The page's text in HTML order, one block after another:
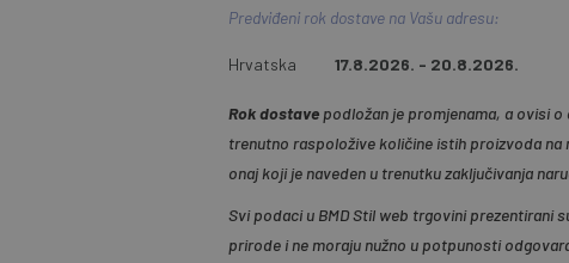
Predviđeni rok dostave na Vašu adresu:
Hrvatska 17.8.2026. - 20.8.2026.
Rok dostavepodložan je promjenama, a ovisi
trenutno raspoložive količine istih proizvoda
onaj koji je naveden u trenutku zaključivanja
Svi podaci u BMD Stil web trgovini prezentirani
prirode i ne moraju nužno u potpunosti